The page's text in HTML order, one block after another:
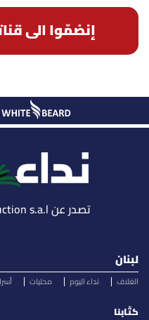
إنضمّوا الى
تصدر عن Lebanese Media Production s.a.l
لبنان
الغلاف نداء اليوم محليات
كتّابنا